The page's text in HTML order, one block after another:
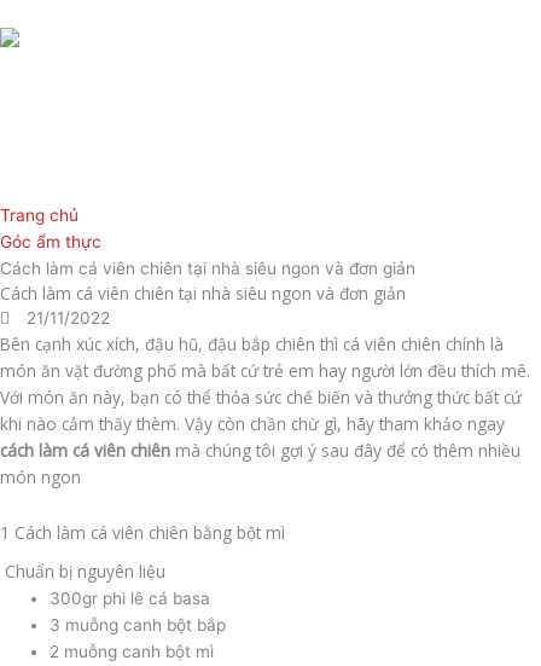
tới
Trang chủ
Góc ẩm thực
Cách làm cá viên chiên tại nhà siêu ngon và đơn giản
Cách làm cá viên chiên tại nhà siêu ngon và đơn giản
21/11/2022
Bên cạnh xúc xích, đậu hũ, đậu bắp chiên thì cá viên chiên chính là
món ăn vặt đường phố mà bất cứ trẻ em hay người lớn đều thích mê.
Với món ăn này, bạn có thể thỏa sức chế biến và thưởng thức bất cứ
khi nào cảm thấy thèm. Vậy còn chần chừ gì, hãy tham khảo ngay
cách làm cá viên chiên mà chúng tôi gợi ý sau đây để có thêm nhiều
món ngon
1 Cách làm cá viên chiên bằng bột mì
Chuẩn bị nguyên liệu
300gr phi lê cá basa
3 muỗng canh bột bắp
2 muỗng canh bột mì